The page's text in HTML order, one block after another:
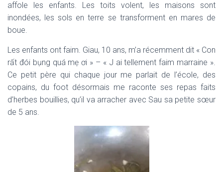
affole les enfants. Les toits volent, les maisons sont
inondées, les sols en terre se transforment en mares de
boue.
Les enfants ont faim. Giau, 10 ans, m’a récemment dit « Con
rất đói bụng quá mẹ ơi » – « J ai tellement faim marraine ».
Ce petit père qui chaque jour me parlait de l’école, des
copains, du foot désormais me raconte ses repas faits
d’herbes bouillies, qu’il va arracher avec Sau sa petite sœur
de 5 ans.